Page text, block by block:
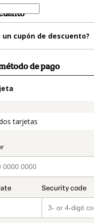
un cupón de descuento?
de pago
tarjetas